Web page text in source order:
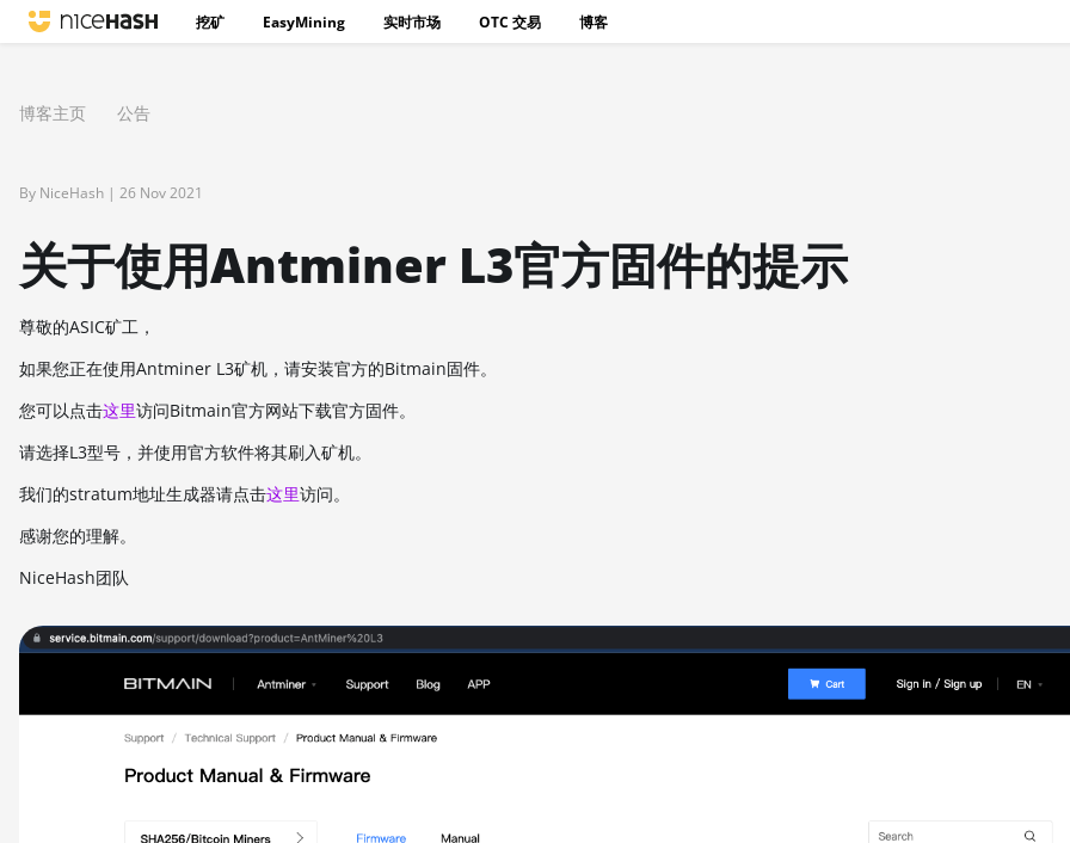
挖矿 EasyMining 实时市场 OTC 交易 博客
博客主页 公告
By NiceHash | 26 Nov 2021
关于使用Antminer L3官方固件的提示
尊敬的ASIC矿工，
如果您正在使用Antminer L3矿机，请安装官方的Bitmain固件。
您可以点击这里访问Bitmain官方网站下载官方固件。
请选择L3型号，并使用官方软件将其刷入矿机。
我们的stratum地址生成器请点击这里访问。
感谢您的理解。
NiceHash团队